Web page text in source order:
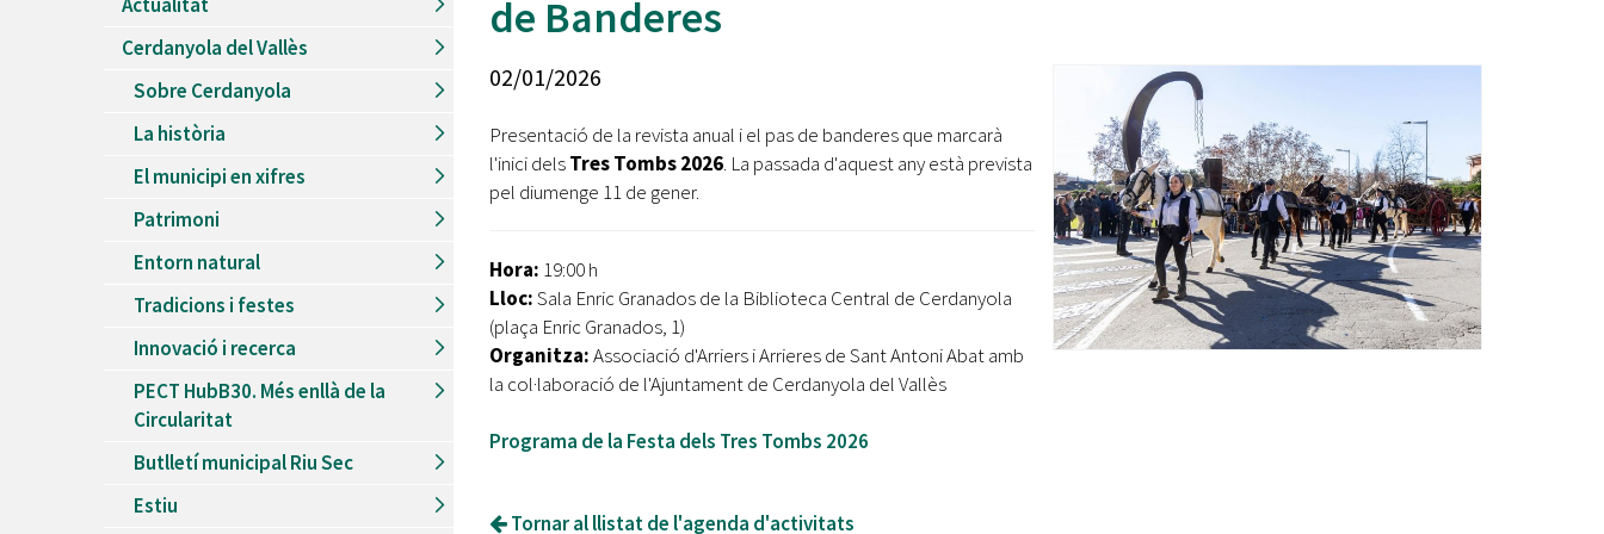
Recursos Humans
Retiment de Comptes
Accés a Informació Pública
Dades Obertes
Catàleg de Serveis i Tràmits
Del26/06/2026al30/08/2026
Patis oberts temporada d'estiu
Piscines d'estiu a Cerdanyola
Del01/06/2026al30/09/2026
Refugis climàtics a Cerdanyola
Jocs d'aigua del Parc Cordelles
Del01/07/2024al31/08/2026
Decorem! Conte 'La truita de nabius'
Oberta la convocatòria d'Ajuts per a l'autoocupació
jove 2026
Cerdanyola opta a més de 5 milions d'euros del Pla de
l'entorn de l'avinguda Catalunya
El FIT presenta el cartell de la seva 16a edició i dona el
L’Ajuntament reparteix ulleres gratuïtes per veure
l'eclipsi solar
Entitats
Equipaments
Mercats Municipals
Webs Municipals
Cerdanyola del Vallès
Sobre Cerdanyola
La història
El municipi en xifres
Patrimoni
Entorn natural
Tradicions i festes
Innovació i recerca
PECT HubB30. Més enllà de la
Circularitat
Butlletí municipal Riu Sec
Estiu
de Banderes
02/01/2026
Presentació de la revista anual i el pas de banderes que marcarà
l'inici delsTres Tombs 2026. La passada d'aquest any està prevista
pel diumenge 11 de gener.
Hora: 19:00 h
Lloc:Sala Enric Granados de la Biblioteca Central de Cerdanyola
(plaça Enric Granados, 1)
Organitza:Associació d'Arriers i Arrieres de Sant Antoni Abat amb
la col·laboració de l'Ajuntament de Cerdanyola del Vallès
Programa de la Festa dels Tres Tombs 2026
Tornar al llistat de l'agenda d'activitats